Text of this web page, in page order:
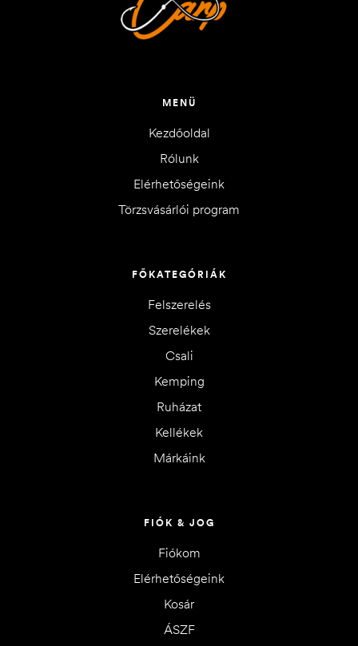
MENÜ
Kezdőoldal
Rólunk
Elérhetőségeink
Törzsvásárlói program
FŐKATEGÓRIÁK
Felszerelés
Szerelékek
Csali
Kemping
Ruházat
Kellékek
Márkáink
FIÓK & JOG
Fiókom
Elérhetőségeink
Kosár
ÁSZF